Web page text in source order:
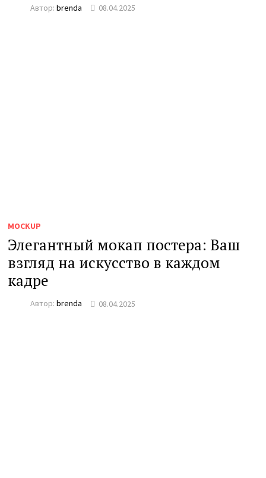
Автор:brenda 08.04.2025
MOCKUP
Элегантный мокап постера: Ваш
взгляд на искусство в каждом
кадре
Автор:brenda 08.04.2025